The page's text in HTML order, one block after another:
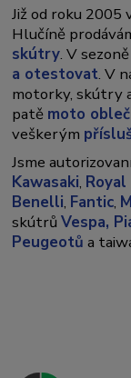
Již od roku 2005
Hlučíně
skútry. V
a otestovat. V
motorky, skútry
patě moto
veškerým
Jsme
Kawasaki,
Benelli, Fantic,
skútrůVespa,
Peugeotů a